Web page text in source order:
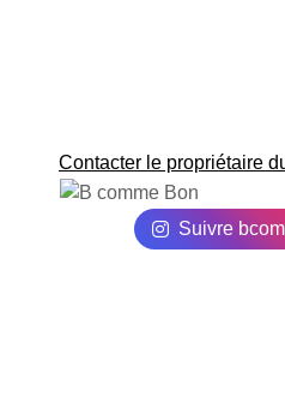
Contacter le propriétaire
Suivre